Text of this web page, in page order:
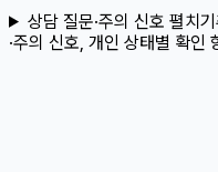
상담 질문·주의 신호 펼치기
·주의 신호, 개인 상태별 확인